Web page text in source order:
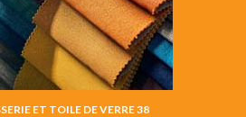
ET TOILE DE VERRE 38